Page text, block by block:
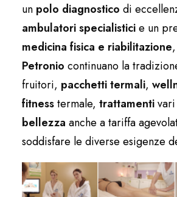
un polo diagnostico di
ambulatori specialisticie un
medicina fisica e riabilitazione
Petronio continuano la
fruitori, pacchetti termali,
fitnesstermale, trattamenti
bellezza anche a tariffa
soddisfare le diverse esigenze